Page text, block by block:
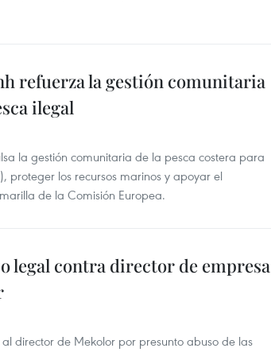
refuerza la gestión comunitaria
ilegal
la gestión comunitaria de la pesca costera para
proteger los recursos marinos y apoyar el
de la Comisión Europea.
legal contra director de empresa
director de Mekolor por presunto abuso de las